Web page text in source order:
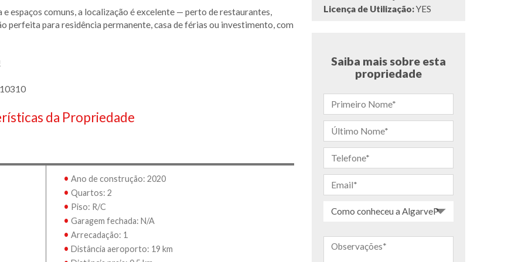
espaços comuns, a localização é excelente — perto de restaurantes,
perfeita para residência permanente, casa de férias ou investimento, com
da Propriedade
• Ano de construção: 2020
• Quartos: 2
• Piso: R/C
• Garagem fechada: N/A
• Arrecadação: 1
• Distância aeroporto: 19 km
Licença de Utilização:YES
Saiba mais sobre esta
propriedade
Como conheceu a AlgarveProperty.com?